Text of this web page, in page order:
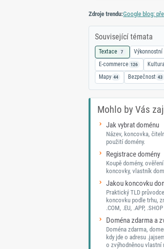
Zdroje trendu:Google blog:
Související témata
Textace 7 Výkonnostní
E-commerce 126
Mapy 44 Bezpečnost 43
Mohlo by Vás
Jak vybrat doménu
Název, koncovka,
použití domény.
Registrace domény
Koupě domény,
koncovky, vlastník
Jakou koncovku
Praktický TLD
koncovku podle trhu,
.COM, .EU, .APP,
Doména zdarma a
Doména zdarma,
kdy jde o adresu
o zvýhodněnou vlastní